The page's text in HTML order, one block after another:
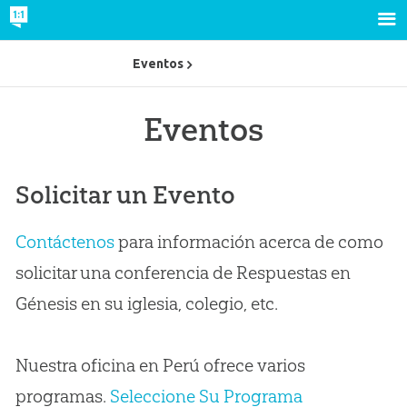
Eventos
Solicitar un Evento
Contáctenospara información acerca de como
solicitar una conferencia de Respuestas en
Génesis en su iglesia, colegio, etc.
Nuestra oficina en Perú ofrece varios
programas. Seleccione Su Programa
Eventos